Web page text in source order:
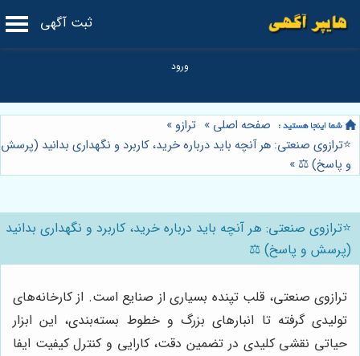
ثبت آگهی
صفحه اصلی » ترازو »
⭐️ترازوی صنعتی: هر آنچه باید درباره خرید، کاربرد و نگهداری بدانید (پرسش
و پاسخ) ⚖️ »
⭐️ترازوی صنعتی: هر آنچه باید درباره خرید، کاربرد و نگهداری بدانید
(پرسش و پاسخ) ⚖️
ترازوی صنعتی، قلب تپنده بسیاری از صنایع است. از کارخانه‌های
تولیدی گرفته تا انبارهای بزرگ و خطوط بسته‌بندی، این ابزار
حیاتی نقشی کلیدی در تضمین دقت، کارایی و کنترل کیفیت ایفا